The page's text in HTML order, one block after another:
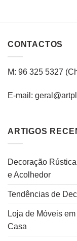
CONTACTOS
M: 96 325 5327 (C
E-mail:
ARTIGOS
Decoração
e Acolhedor
Tendências de
Loja de Móveis
Casa